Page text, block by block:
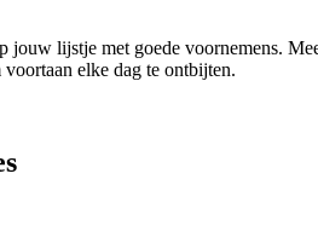
jouw lijstje met goede voornemens.
elke dag te ontbijten.